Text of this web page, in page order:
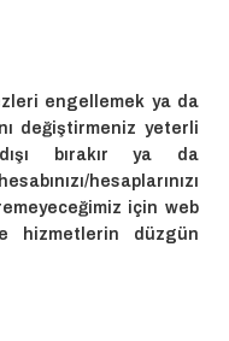
engellemek ya da
değiştirmeniz yeterli
bırakır ya da
hesaplarınızı
için web
hizmetlerin düzgün